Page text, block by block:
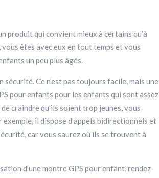
produit qui convient mieux à certains qu’à
êtes avec eux en tout temps et vous
un peu plus âgés.
Ce n’est pas toujours facile, mais une
pour enfants pour les enfants qui sont assez
craindre qu’ils soient trop jeunes, vous
il dispose d’appels bidirectionnels et
car vous saurez où ils se trouvent à
d’une montre GPS pour enfant, rendez-